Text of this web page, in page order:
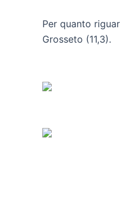
Per quanto
Grosseto (11,3).